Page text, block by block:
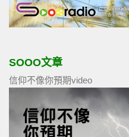
SOOO文章
信仰不像你預期video